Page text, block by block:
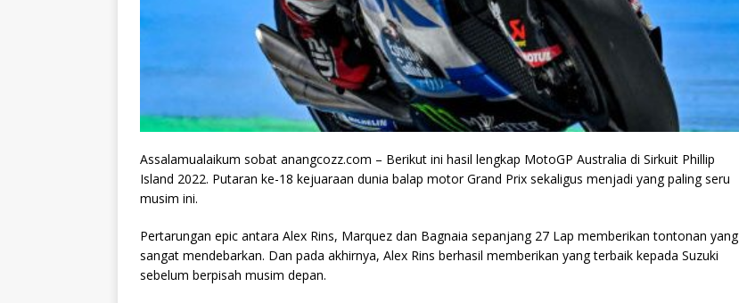
Assalamualaikum sobat anangcozz.com – Berikut ini hasil lengkap MotoGP Australia di Sirkuit Phillip
Island 2022. Putaran ke-18 kejuaraan dunia balap motor Grand Prix sekaligus menjadi yang paling seru
musim ini.
Pertarungan epic antara Alex Rins, Marquez dan Bagnaia sepanjang 27 Lap memberikan tontonan yang
sangat mendebarkan. Dan pada akhirnya, Alex Rins berhasil memberikan yang terbaik kepada Suzuki
sebelum berpisah musim depan.